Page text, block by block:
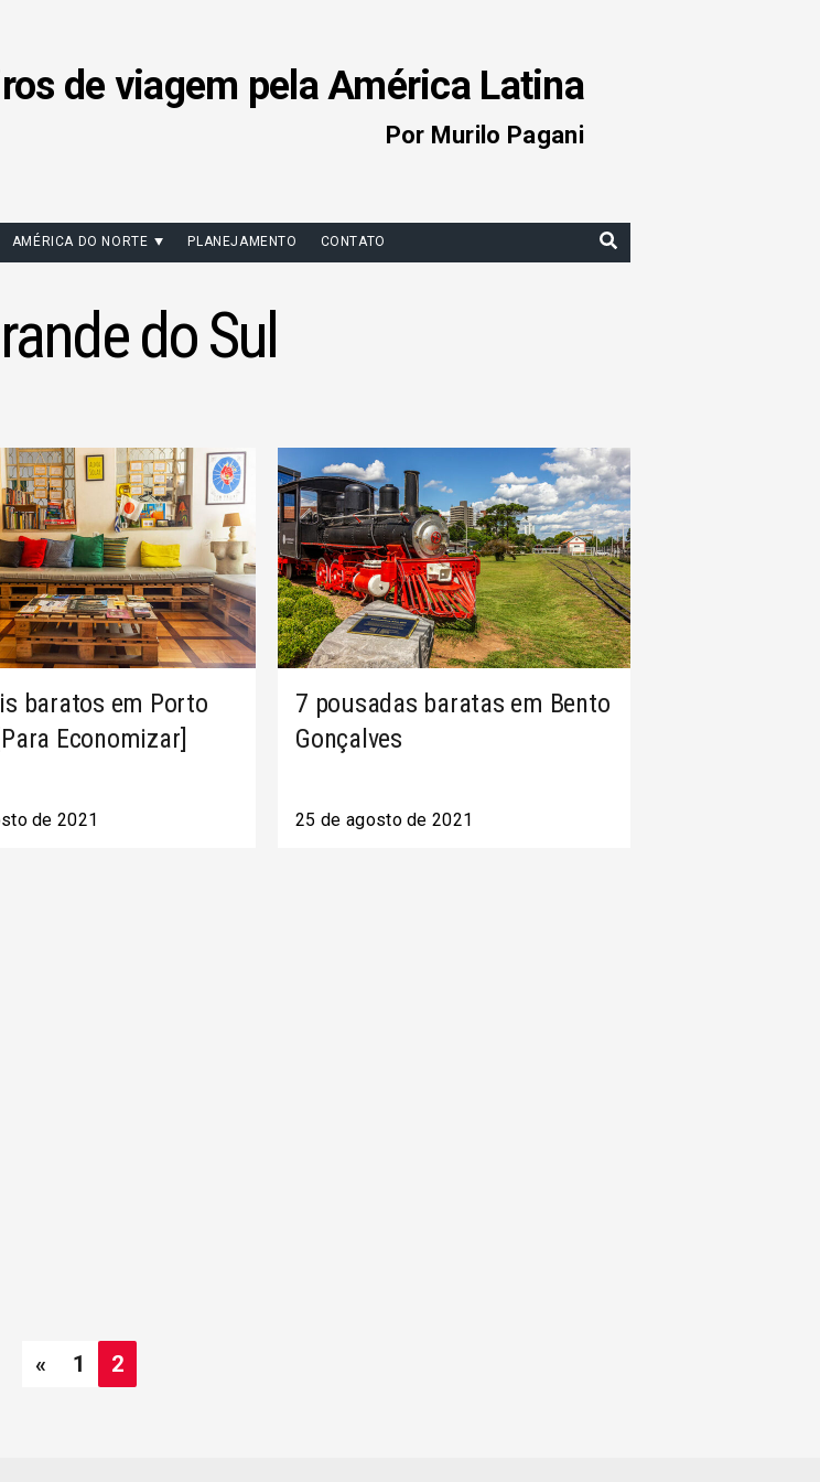
de viagem pela América Latina
Por Murilo Pagani
AMÉRICA DO NORTE PLANEJAMENTO CONTATO
do Sul
baratos em Porto
Economizar]
de 2021
7 pousadas baratas em Bento
Gonçalves
25 de agosto de 2021
« 1 2